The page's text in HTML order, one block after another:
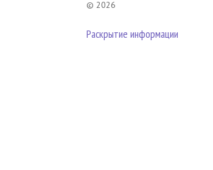
© 2026
Раскрытие информации